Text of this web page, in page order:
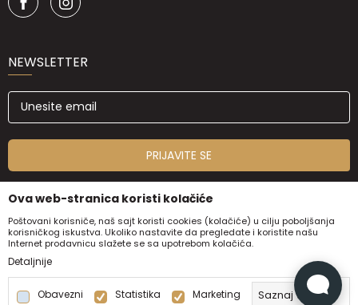
NEWSLETTER
PRIJAVITE SE
Ova web-stranica koristi kolačiće
Poštovani korisniče, naš sajt koristi cookies (kolačiće) u cilju poboljšanja
korisničkog iskustva. Ukoliko nastavite da pregledate i koristite našu
Internet prodavnicu slažete se sa upotrebom kolačića.
Detaljnije
Obavezni Statistika Marketing Saznaj više